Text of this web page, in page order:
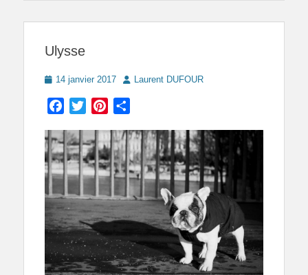
Ulysse
Posted
14 janvier 2017 AuthorLaurent DUFOUR
Facebook
TwitterPinterest